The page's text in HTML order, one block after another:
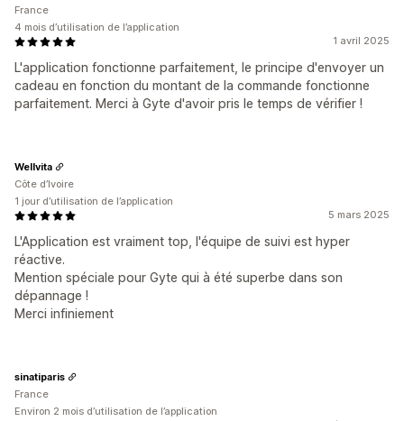
1 avril 2025
L'application fonctionne parfaitement, le principe d'envoyer un
cadeau en fonction du montant de la commande fonctionne
parfaitement. Merci à Gyte d'avoir pris le temps de vérifier !
France
4 mois d’utilisation de l’application
5 mars 2025
L'Application est vraiment top, l'équipe de suivi est hyper
réactive.
Mention spéciale pour Gyte qui à été superbe dans son
dépannage !
Merci infiniement
Wellvita
Côte d’Ivoire
1 jour d’utilisation de l’application
sinatiparis
France
Environ 2 mois d’utilisation de l’application